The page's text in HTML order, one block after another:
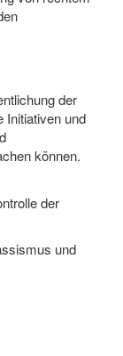
der
Initiativen und
können.
der
und